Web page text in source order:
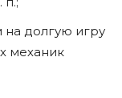
долгую игру
механик